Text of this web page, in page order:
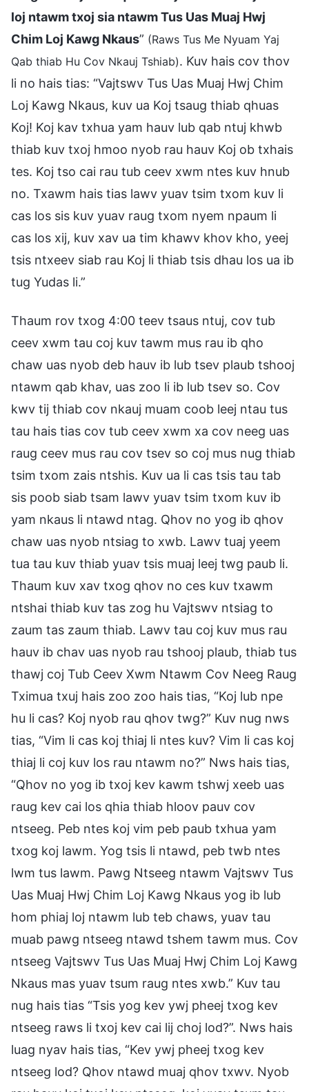
loj ntawm txoj sia ntawm Tus Uas Muaj Hwj
Chim Loj Kawg Nkaus” (Raws Tus Me Nyuam Yaj
Qab thiab Hu Cov Nkauj Tshiab). Kuv hais cov thov
li no hais tias: “Vajtswv Tus Uas Muaj Hwj Chim
Loj Kawg Nkaus, kuv ua Koj tsaug thiab qhuas
Koj! Koj kav txhua yam hauv lub qab ntuj khwb
thiab kuv txoj hmoo nyob rau hauv Koj ob txhais
tes. Koj tso cai rau tub ceev xwm ntes kuv hnub
no. Txawm hais tias lawv yuav tsim txom kuv li
cas los sis kuv yuav raug txom nyem npaum li
cas los xij, kuv xav ua tim khawv khov kho, yeej
tsis ntxeev siab rau Koj li thiab tsis dhau los ua ib
tug Yudas li.”
Thaum rov txog 4:00 teev tsaus ntuj, cov tub
ceev xwm tau coj kuv tawm mus rau ib qho
chaw uas nyob deb hauv ib lub tsev plaub tshooj
ntawm qab khav, uas zoo li ib lub tsev so. Cov
kwv tij thiab cov nkauj muam coob leej ntau tus
tau hais tias cov tub ceev xwm xa cov neeg uas
raug ceev mus rau cov tsev so coj mus nug thiab
tsim txom zais ntshis. Kuv ua li cas tsis tau tab
sis poob siab tsam lawv yuav tsim txom kuv ib
yam nkaus li ntawd ntag. Qhov no yog ib qhov
chaw uas nyob ntsiag to xwb. Lawv tuaj yeem
tua tau kuv thiab yuav tsis muaj leej twg paub li.
Thaum kuv xav txog qhov no ces kuv txawm
ntshai thiab kuv tas zog hu Vajtswv ntsiag to
zaum tas zaum thiab. Lawv tau coj kuv mus rau
hauv ib chav uas nyob rau tshooj plaub, thiab tus
thawj coj Tub Ceev Xwm Ntawm Cov Neeg Raug
Tximua txuj hais zoo zoo hais tias, “Koj lub npe
hu li cas? Koj nyob rau qhov twg?” Kuv nug nws
tias, “Vim li cas koj thiaj li ntes kuv? Vim li cas koj
thiaj li coj kuv los rau ntawm no?” Nws hais tias,
“Qhov no yog ib txoj kev kawm tshwj xeeb uas
raug kev cai los qhia thiab hloov pauv cov
ntseeg. Peb ntes koj vim peb paub txhua yam
txog koj lawm. Yog tsis li ntawd, peb twb ntes
lwm tus lawm. Pawg Ntseeg ntawm Vajtswv Tus
Uas Muaj Hwj Chim Loj Kawg Nkaus yog ib lub
hom phiaj loj ntawm lub teb chaws, yuav tau
muab pawg ntseeg ntawd tshem tawm mus. Cov
ntseeg Vajtswv Tus Uas Muaj Hwj Chim Loj Kawg
Nkaus mas yuav tsum raug ntes xwb.” Kuv tau
nug hais tias “Tsis yog kev ywj pheej txog kev
ntseeg raws li txoj kev cai lij choj lod?”. Nws hais
luag nyav hais tias, “Kev ywj pheej txog kev
ntseeg lod? Qhov ntawd muaj qhov txwv. Nyob